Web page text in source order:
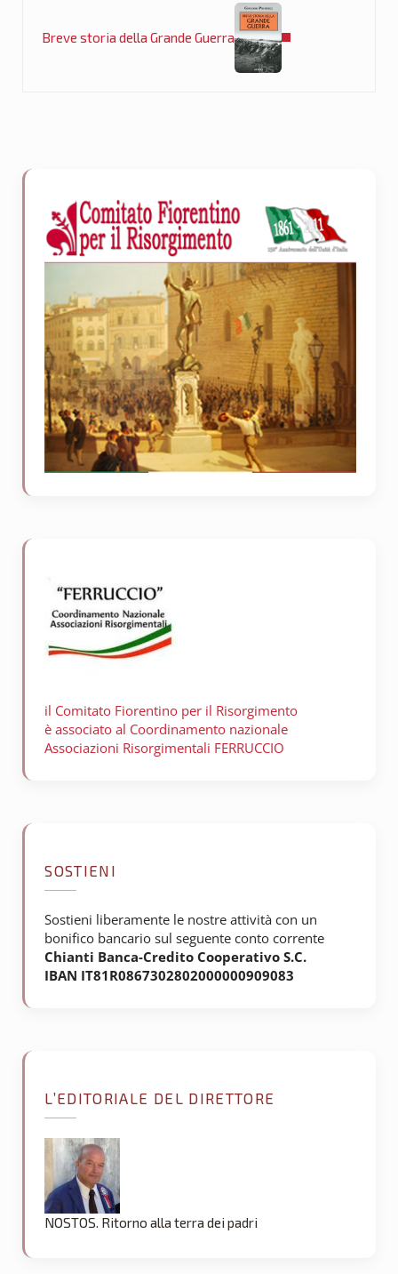
Breve storia della Grande Guerra
Sidebar
il Comitato Fiorentino per il Risorgimento
è associato al Coordinamento nazionale
Associazioni Risorgimentali FERRUCCIO
SOSTIENI
Sostieni liberamente le nostre attività con un
bonifico bancario sul seguente conto corrente
Chianti Banca-Credito Cooperativo S.C.
IBAN IT81R0867302802000000909083
L’EDITORIALE DEL DIRETTORE
NOSTOS. Ritorno alla terra dei padri